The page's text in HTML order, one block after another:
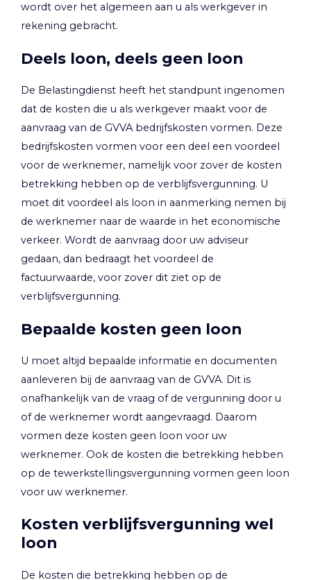
wordt over het algemeen aan u als werkgever in
rekening gebracht.
Deels loon, deels geen loon
De Belastingdienst heeft het standpunt ingenomen
dat de kosten die u als werkgever maakt voor de
aanvraag van de GVVA bedrijfskosten vormen. Deze
bedrijfskosten vormen voor een deel een voordeel
voor de werknemer, namelijk voor zover de kosten
betrekking hebben op de verblijfsvergunning. U
moet dit voordeel als loon in aanmerking nemen bij
de werknemer naar de waarde in het economische
verkeer. Wordt de aanvraag door uw adviseur
gedaan, dan bedraagt het voordeel de
factuurwaarde, voor zover dit ziet op de
verblijfsvergunning.
Bepaalde kosten geen loon
U moet altijd bepaalde informatie en documenten
aanleveren bij de aanvraag van de GVVA. Dit is
onafhankelijk van de vraag of de vergunning door u
of de werknemer wordt aangevraagd. Daarom
vormen deze kosten geen loon voor uw
werknemer. Ook de kosten die betrekking hebben
op de tewerkstellingsvergunning vormen geen loon
voor uw werknemer.
Kosten verblijfsvergunning wel
loon
De kosten die betrekking hebben op de